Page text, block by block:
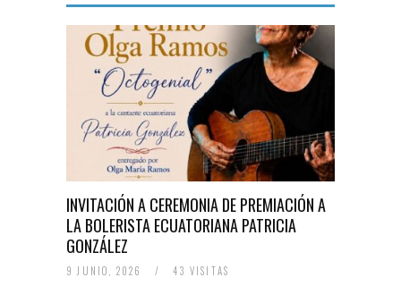
INVITACIÓN A CEREMONIA DE PREMIACIÓN A
LA BOLERISTA ECUATORIANA PATRICIA
GONZÁLEZ
9 JUNIO, 2026 / 43 VISITAS